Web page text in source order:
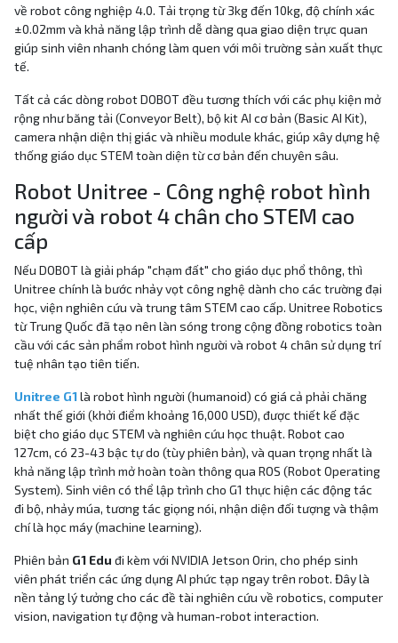
về robot công nghiệp 4.0. Tải trọng từ 3kg đến 10kg, độ chính xác
±0.02mm và khả năng lập trình dễ dàng qua giao diện trực quan
giúp sinh viên nhanh chóng làm quen với môi trường sản xuất thực
tế.
Tất cả các dòng robot DOBOT đều tương thích với các phụ kiện mở
rộng như băng tải (Conveyor Belt), bộ kit AI cơ bản (Basic AI Kit),
camera nhận diện thị giác và nhiều module khác, giúp xây dựng hệ
thống giáo dục STEM toàn diện từ cơ bản đến chuyên sâu.
Robot Unitree - Công nghệ robot hình
người và robot 4 chân cho STEM cao
cấp
Nếu DOBOT là giải pháp "chạm đất" cho giáo dục phổ thông, thì
Unitree chính là bước nhảy vọt công nghệ dành cho các trường đại
học, viện nghiên cứu và trung tâm STEM cao cấp. Unitree Robotics
từ Trung Quốc đã tạo nên làn sóng trong cộng đồng robotics toàn
cầu với các sản phẩm robot hình người và robot 4 chân sử dụng trí
tuệ nhân tạo tiên tiến.
Unitree G1là robot hình người (humanoid) có giá cả phải chăng
nhất thế giới (khởi điểm khoảng 16,000 USD), được thiết kế đặc
biệt cho giáo dục STEM và nghiên cứu học thuật. Robot cao
127cm, có 23-43 bậc tự do (tùy phiên bản), và quan trọng nhất là
khả năng lập trình mở hoàn toàn thông qua ROS (Robot Operating
System). Sinh viên có thể lập trình cho G1 thực hiện các động tác
đi bộ, nhảy múa, tương tác giọng nói, nhận diện đối tượng và thậm
chí là học máy (machine learning).
Phiên bản G1 Edu đi kèm với NVIDIA Jetson Orin, cho phép sinh
viên phát triển các ứng dụng AI phức tạp ngay trên robot. Đây là
nền tảng lý tưởng cho các đề tài nghiên cứu về robotics, computer
vision, navigation tự động và human-robot interaction.